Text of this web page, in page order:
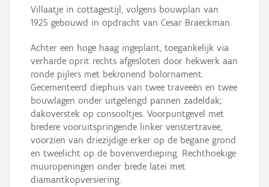
Villaatje in cottagestijl, volgens bouwplan van
1925 gebouwd in opdracht van Cesar Braeckman.
Achter een hoge haag ingeplant, toegankelijk via
verharde oprit rechts afgesloten door hekwerk aan
ronde pijlers met bekronend bolornament.
Gecementeerd diephuis van twee traveeën en twee
bouwlagen onder uitgelengd pannen zadeldak;
dakoverstek op consooltjes. Voorpuntgevel met
bredere vooruitspringende linker venstertravee,
voorzien van driezijdige erker op de begane grond
en tweelicht op de bovenverdieping. Rechthoekige
muuropeningen onder brede latei met
diamantkopversiering.